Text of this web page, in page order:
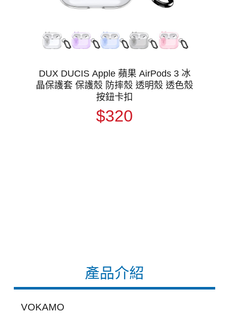
產品介紹
VOKAMO
DUX DUCIS Apple 蘋果 AirPods 3 冰
晶保護套 保護殼 防摔殼 透明殼 透色殼
按鈕卡扣
$320